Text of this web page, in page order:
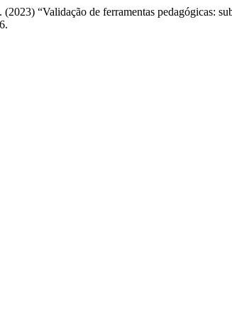
“Validação de ferramentas pedagógicas: